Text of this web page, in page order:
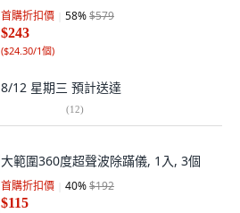
首購折扣價 58%$579
$243
($24.30/1個)
8/12 星期三 預計送達
(12)
大範圍360度超聲波除蹣儀, 1入, 3個
首購折扣價 40%$192
$115